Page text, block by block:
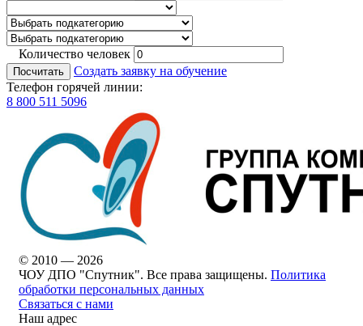
Количество человек
Посчитать
Создать заявку на обучение
Телефон горячей линии:
8 800 511 5096
© 2010 — 2026
ЧОУ ДПО "Спутник". Все права защищены. Политика
обработки персональных данных
Связаться с нами
Наш адрес